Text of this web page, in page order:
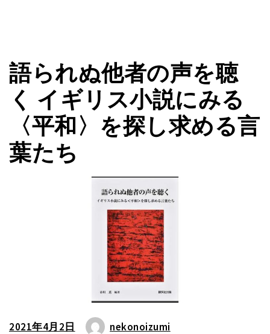
語られぬ他者の声を聴
く イギリス小説にみる
〈平和〉を探し求める言
葉たち
2021年4月2日 nekonoizumi